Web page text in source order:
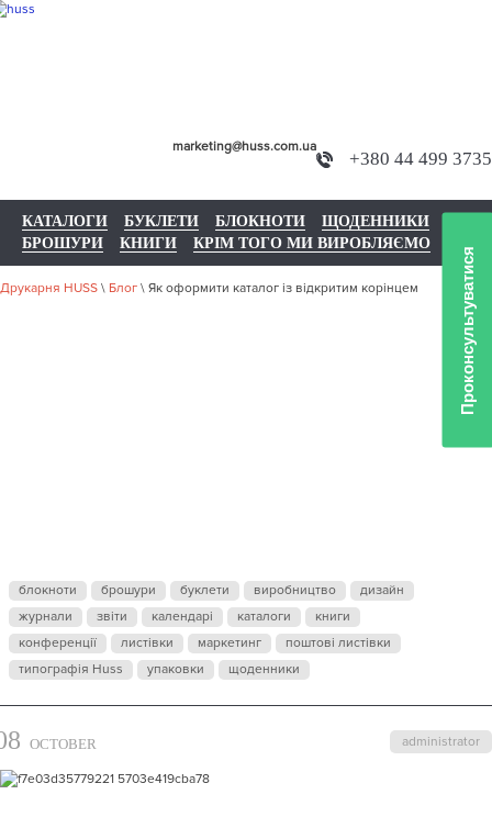
+380 44 499 3735
marketing@huss.com.ua
КАТАЛОГИ БУКЛЕТИ БЛОКНОТИ
ЩОДЕННИКИ
БРОШУРИ
КНИГИ КРІМ ТОГО МИ ВИРОБЛЯЄМО
Друкарня HUSS \ Блог \ Як оформити каталог із відкритим корінцем
КАТАЛОГ ІЗ
ВІДКРИТИМ
КОРІНЦЕМ
блокноти брошури буклети виробництво
дизайн
журнали
звіти календарі каталоги
книги
конференції
листівки маркетинг
поштові листівки
типографія Huss
упаковки щоденники
administrator
OCTOBER
Проконсультуватися